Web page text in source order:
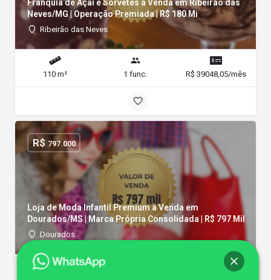
Franquia de Açaí e Sorvetes à Venda em Ribeirão das
Neves/MG | Operação Premiada | R$ 180 Mi
Ribeirão das Neves
110 m² 1 func. R$ 39048,05/mês
Loja de Moda Infantil Premium à Venda em
Dourados/MS | Marca Própria Consolidada | R$ 797 Mil
Dourados
R$ 797.000